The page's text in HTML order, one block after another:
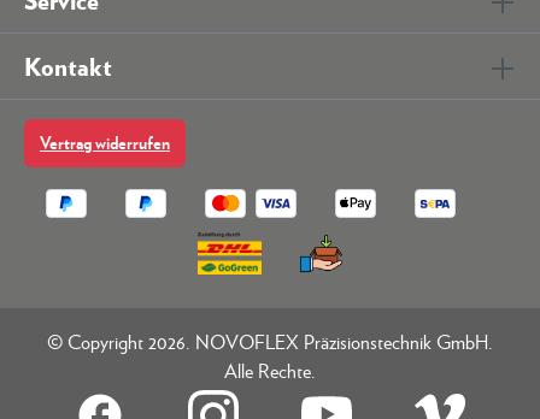
Kontakt
Vertrag widerrufen
© Copyright 2026. NOVOFLEX Präzisionstechnik GmbH.
Alle Rechte.